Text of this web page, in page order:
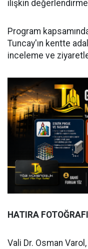
ilişkin
Program
Tuncay'ın kentte
inceleme ve
HATIRA
Vali Dr. Osman